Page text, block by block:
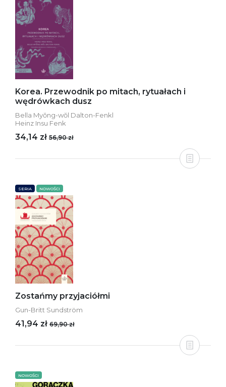
Korea. Przewodnik po mitach, rytuałach i
wędrówkach dusz
Bella Myŏng-wŏl Dalton-Fenkl
Heinz Insu Fenk
34,14 zł 56,90 zł
SERIA NOWOŚCI
Zostańmy przyjaciółmi
Gun-Britt Sundström
41,94 zł 69,90 zł
NOWOŚCI